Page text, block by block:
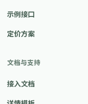
示例接口
定价方案
文档与支持
接入文档